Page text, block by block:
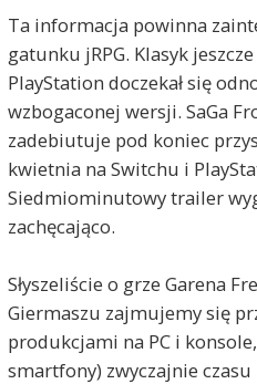
Ta informacja powinna
gatunku jRPG. Klasyk
PlayStation doczekał się
wzbogaconej wersji. SaGa
zadebiutuje pod koniec
kwietnia na Switchu i
Siedmiominutowy trailer
zachęcająco.
Słyszeliście o grze Garena
Giermaszu zajmujemy się
produkcjami na PC i
smartfony) zwyczajnie